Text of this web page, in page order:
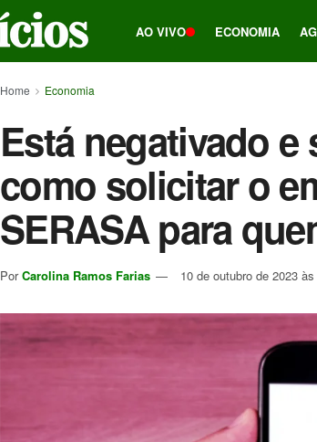
AO VIVO ECONOMIA
Home Economia
Está negativado
como solicitar o
SERASA para
Por Carolina Ramos Farias 10 de outubro de 2023